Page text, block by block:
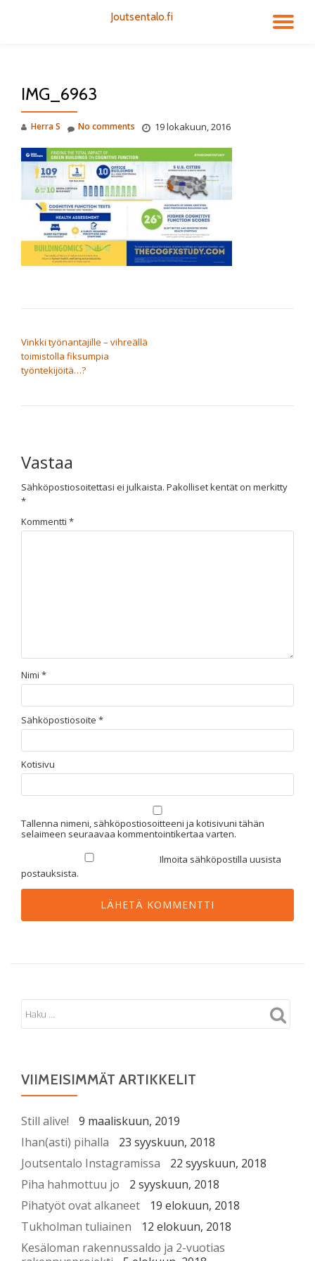
Joutsentalo.fi
IMG_6963
Herra S 19 lokakuun, 2016
No comments
Vinkki työnantajille – vihreällä
toimistolla fiksumpia
työntekijöitä…?
Vastaa
Sähköpostiosoitettasi ei julkaista. Pakolliset kentät on merkitty
*
Kommentti *
Nimi *
Sähköpostiosoite *
Kotisivu
Tallenna nimeni, sähköpostiosoitteeni ja kotisivuni tähän
selaimeen seuraavaa kommentointikertaa varten.
Ilmoita sähköpostilla uusista
postauksista.
VIIMEISIMMÄT ARTIKKELIT
Still alive!
9 maaliskuun, 2019
Ihan(asti) pihalla
23 syyskuun, 2018
Joutsentalo Instagramissa
22 syyskuun, 2018
Piha hahmottuu jo
2 syyskuun, 2018
Pihatyöt ovat alkaneet
19 elokuun, 2018
Tukholman tuliainen
12 elokuun, 2018
Kesäloman rakennussaldo ja 2-vuotias